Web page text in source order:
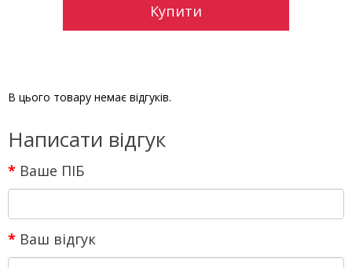
Купити
В цього товару немає відгуків.
Написати відгук
Ваше ПІБ
Ваш відгук